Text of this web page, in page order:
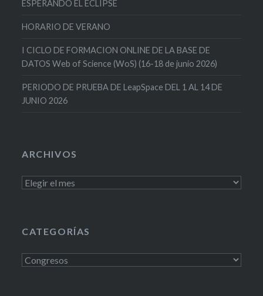
ESPERANDO EL ECLIPSE
HORARIO DE VERANO
I CICLO DE FORMACION ONLINE DE LA BASE DE
DATOS Web of Science (WoS) (16-18 de junio 2026)
PERIODO DE PRUEBA DE LeapSpace DEL 1 AL 14 DE
JUNIO 2026
ARCHIVOS
Archivos
CATEGORÍAS
Categorías